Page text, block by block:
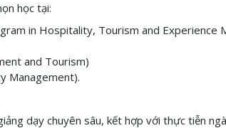
học tại:
in Hospitality, Tourism and Experience
and Tourism)
Management).
dạy chuyên sâu, kết hợp với thực tiễn